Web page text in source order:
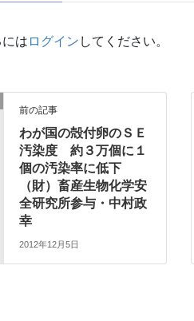
は ログイン してください。
前の記事
わが国の殻付卵のＳＥ
汚染度 約３万個に１
個の汚染率に低下
（財）畜産生物化学安
全研究所参与・中村政
幸
2012年12月5日